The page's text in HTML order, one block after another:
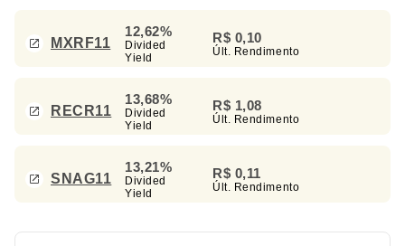
MXRF11
12,62%
Divided
Yield
R$ 0,10
Últ. Rendimento
RECR11
13,68%
Divided
Yield
R$ 1,08
Últ. Rendimento
SNAG11
13,21%
Divided
Yield
R$ 0,11
Últ. Rendimento